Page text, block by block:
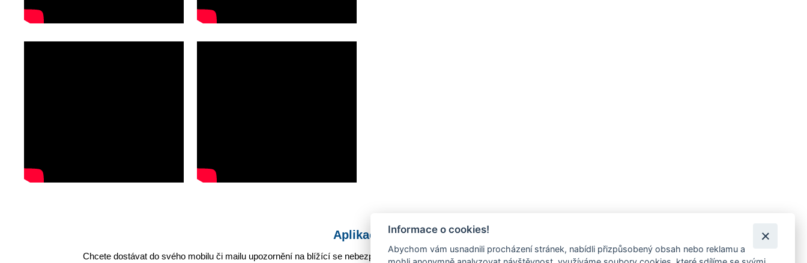
Aplikace Mobilní rozhlas
Chcete dostávat do svého mobilu či mailu upozornění na blížící se nebezpečí, odstávky, poruchy a výpadky energií, ankety, pozvánky na kulturní a sportovní akce?
Informace o cookies!
Abychom vám usnadnili procházení stránek, nabídli přizpůsobený obsah nebo reklamu a